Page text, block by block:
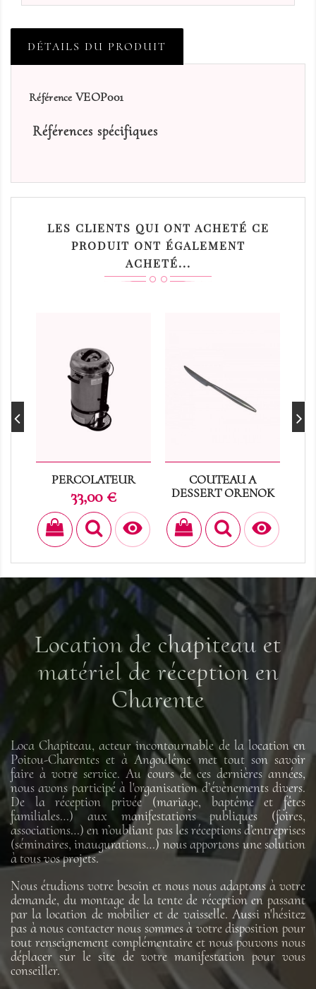
DÉTAILS DU PRODUIT
Référence VEOP001
Références spécifiques
LES CLIENTS QUI ONT ACHETÉ CE
PRODUIT ONT ÉGALEMENT
ACHETÉ...
PERCOLATEUR
Prix
33,00 €

COUTEAU A
DESSERT ORENOK
Prix
0,30 €

Location de chapiteau et
matériel de réception en
Charente
Loca Chapiteau, acteur incontournable de la location en
Poitou-Charentes et à Angoulême met tout son savoir
faire à votre service. Au cours de ces dernières années,
nous avons participé à l'organisation d’évènements divers.
De la réception privée (mariage, baptême et fêtes
familiales…) aux manifestations publiques (foires,
associations…) en n’oubliant pas les réceptions d’entreprises
(séminaires, inaugurations…) nous apportons une solution
à tous vos projets.
Nous étudions votre besoin et nous nous adaptons à votre
demande, du montage de la tente de réception en passant
par la location de mobilier et de vaisselle. Aussi n'hésitez
pas à nous contacter nous sommes à votre disposition pour
tout renseignement complémentaire et nous pouvons nous
déplacer sur le site de votre manifestation pour vous
conseiller.